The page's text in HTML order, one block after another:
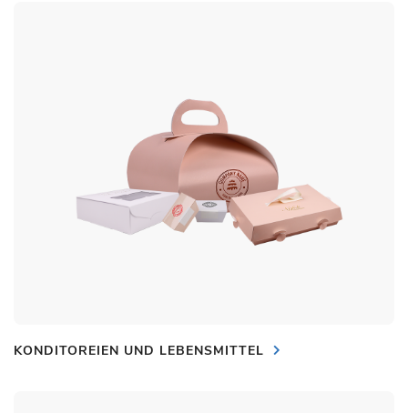
KONDITOREIEN UND LEBENSMITTEL